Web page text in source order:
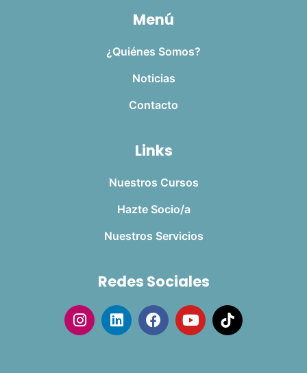
Menú
¿Quiénes Somos?
Noticias
Contacto
Links
Nuestros Cursos
Hazte Socio/a
Nuestros Servicios
Redes Sociales